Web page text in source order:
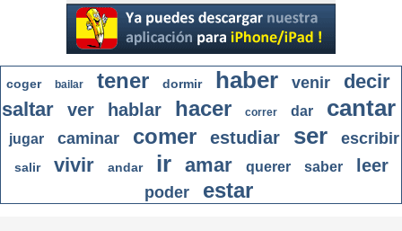
coger bailar tener dormir haber venir
decir
saltar
ver hablar hacer correr dar cantar
jugar caminar comer estudiar ser escribir
salir vivir andar ir amar querer saber leer
poder estar